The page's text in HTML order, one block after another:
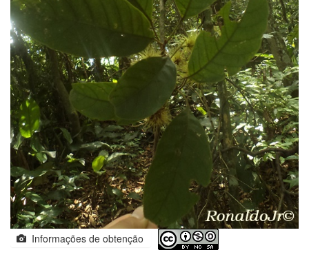
Informações de obtenção